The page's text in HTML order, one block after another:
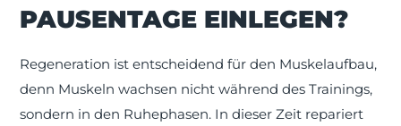
PAUSENTAGE EINLEGEN?
Regeneration ist entscheidend für den Muskelaufbau,
denn Muskeln wachsen nicht während des Trainings,
sondern in den Ruhephasen. In dieser Zeit repariert